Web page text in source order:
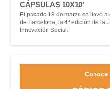
CÁPSULAS 10X10’
El pasado 18 de marzo se llevó
de Barcelona, la 4ª edición de la
Innovación Social.
Conoce